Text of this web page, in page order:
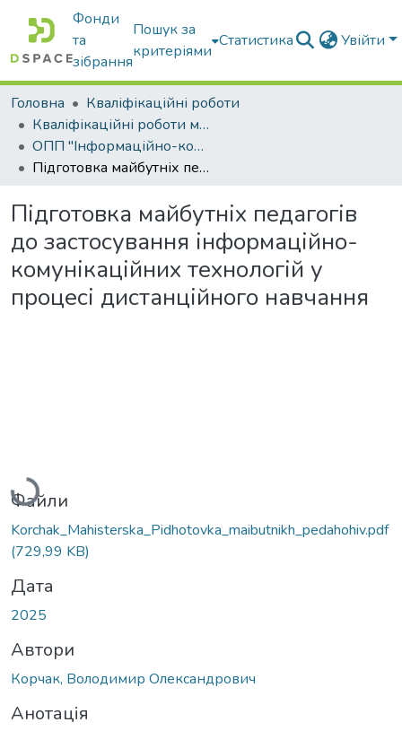
Фонди
та
зібрання
Пошук за
критеріями
Статистика Увійти
Головна
Кваліфікаційні роботи
Кваліфікаційні роботи магістрів
ОПП "Інформаційно-комунікаційні технології в освіті"
Підготовка майбутніх педагогів до застосування інформаційно-комунікаційних технологій у процесі дистанційного навчання
Підготовка майбутніх педагогів
до застосування інформаційно-
комунікаційних технологій у
процесі дистанційного навчання
Вантажиться...
Файли
Korchak_Mahisterska_Pidhotovka_maibutnikh_pedahohiv.pdf
(729,99 KB)
Дата
2025
Автори
Корчак, Володимир Олександрович
Анотація